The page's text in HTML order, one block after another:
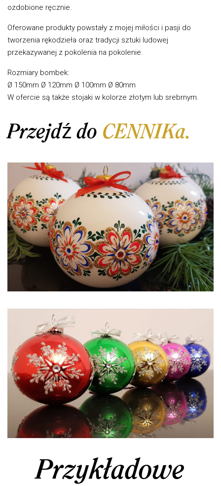
ozdobione ręcznie.
Oferowane produkty powstały z mojej miłości i pasji do
tworzenia rękodzieła oraz tradycji sztuki ludowej
przekazywanej z pokolenia na pokolenie.
Rozmiary bombek:
Ø 150mm Ø 120mm Ø 100mm Ø 80mm
W ofercie są także stojaki w kolorze złotym lub srebrnym.
Przejdź do CENNIKa.
Przykładowe